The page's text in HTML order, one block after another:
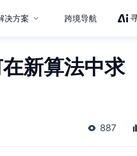
决方案 跨境导航
新算法中求
887